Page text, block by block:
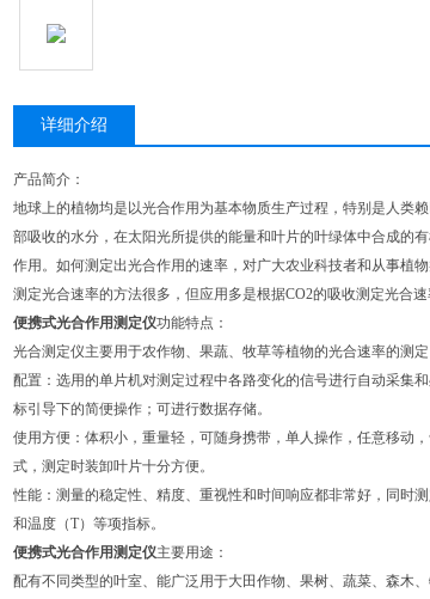
详细介绍
产品简介：
地球上的植物均是以光合作用为基本物质生产过程，特别是人类
部吸收的水分，在太阳光所提供的能量和叶片的叶绿体中合成的
作用。如何测定出光合作用的速率，对广大农业科技者和从事植物
测定光合速率的方法很多，但应用多是根据CO2的吸收测定光合
便携式光合作用测定仪功能特点：
光合测定仪主要用于农作物、果蔬、牧草等植物的光合速率的测
配置：选用的单片机对测定过程中各路变化的信号进行自动采集
标引导下的简便操作；可进行数据存储。
使用方便：体积小，重量轻，可随身携带，单人操作，任意移动
式，测定时装卸叶片十分方便。
性能：测量的稳定性、精度、重视性和时间响应都非常好，同时
和温度（T）等项指标。
便携式光合作用测定仪主要用途：
配有不同类型的叶室、能广泛用于大田作物、果树、蔬菜、森木